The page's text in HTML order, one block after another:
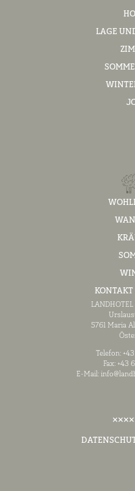
LAGE
KONTAKT
LANDHOTEL
5761 Maria
Telefon:
Fax: +43
E-Mail: